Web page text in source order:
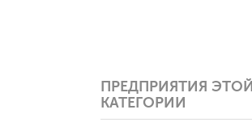
ПРЕДПРИЯТИЯ ЭТОЙ
КАТЕГОРИИ